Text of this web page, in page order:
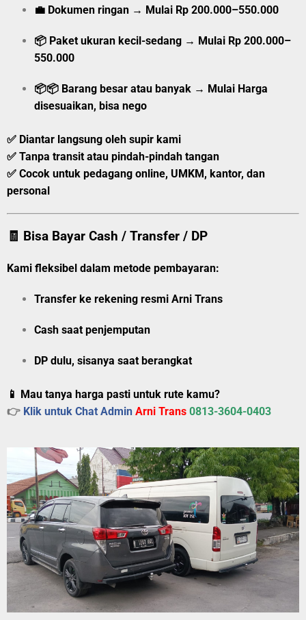
💼 Dokumen ringan → Mulai Rp 200.000–550.000
📦 Paket ukuran kecil-sedang → Mulai Rp 200.000–
550.000
📦📦 Barang besar atau banyak → Mulai Harga
disesuaikan, bisa nego
✅ Diantar langsung oleh supir kami
✅ Tanpa transit atau pindah-pindah tangan
✅ Cocok untuk pedagang online, UMKM, kantor, dan
personal
🧾 Bisa Bayar Cash / Transfer / DP
Kami fleksibel dalam metode pembayaran:
Transfer ke rekening resmi Arni Trans
Cash saat penjemputan
DP dulu, sisanya saat berangkat
📱 Mau tanya harga pasti untuk rute kamu?
👉 Klik untuk Chat Admin Arni Trans 0813-3604-0403